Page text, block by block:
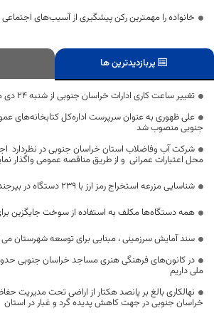
خانواده را مهمترین رکن پیشگیری از آسیب‌های اجتماعی
پربازدیدترین ها
تغییر ساعت کاری ادارات خراسان جنوبی از شنبه ۲۴ دی ماه با دو ساعت تأخیر
علی ظهوری به عنوان سرپرست اداره‌کل کتابخانه‌های
جنوبی منصوب شد
شرکت آب وفاضلاب استان خراسان جنوبی در نظردارد
محل اعتبارات عمرانی و از طریق مناقصه عمومی واگذار
شناسایی مزرعه استخراج رمز ارز با ۲۳۹ دستگاه در بیرجند
همه دستگاه‌ها مکلف به استفاده از سوخت جایگزین
سند آمایش سرزمینی ، مبنایی برای توسعه شهرستان
ملی داریم
نهالکاری بالغ بر پانصد هکتار از اراضی تحت مدیریت
خراسان جنوبی در جهت کاهش پدیده گرد و غبار در استان